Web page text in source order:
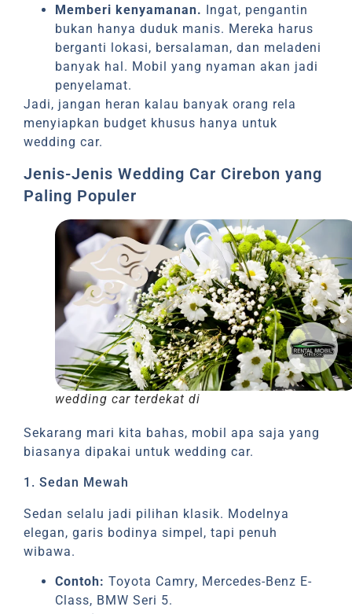
Memberi kenyamanan. Ingat, pengantin
bukan hanya duduk manis. Mereka harus
berganti lokasi, bersalaman, dan meladeni
banyak hal. Mobil yang nyaman akan jadi
penyelamat.
Jadi, jangan heran kalau banyak orang rela
menyiapkan budget khusus hanya untuk
wedding car.
Jenis-Jenis Wedding Car Cirebon yang
Paling Populer
wedding car terdekat di
Sekarang mari kita bahas, mobil apa saja yang
biasanya dipakai untuk wedding car.
1. Sedan Mewah
Sedan selalu jadi pilihan klasik. Modelnya
elegan, garis bodinya simpel, tapi penuh
wibawa.
Contoh: Toyota Camry, Mercedes-Benz E-
Class, BMW Seri 5.